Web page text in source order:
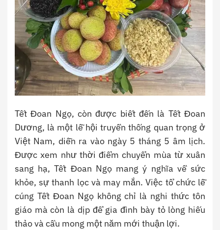
Tết Đoan Ngọ, còn được biết đến là Tết Đoan
Dương, là một lễ hội truyền thống quan trọng ở
Việt Nam, diễn ra vào ngày 5 tháng 5 âm lịch.
Được xem như thời điểm chuyển mùa từ xuân
sang hạ, Tết Đoan Ngọ mang ý nghĩa về sức
khỏe, sự thanh lọc và may mắn. Việc tổ chức lễ
cúng Tết Đoan Ngọ không chỉ là nghi thức tôn
giáo mà còn là dịp để gia đình bày tỏ lòng hiếu
thảo và cầu mong một năm mới thuận lợi.